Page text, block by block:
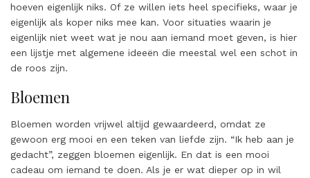
hoeven eigenlijk niks. Of ze willen iets heel specifieks, waar je
eigenlijk als koper niks mee kan. Voor situaties waarin je
eigenlijk niet weet wat je nou aan iemand moet geven, is hier
een lijstje met algemene ideeën die meestal wel een schot in
de roos zijn.
Bloemen
Bloemen worden vrijwel altijd gewaardeerd, omdat ze
gewoon erg mooi en een teken van liefde zijn. “Ik heb aan je
gedacht”, zeggen bloemen eigenlijk. En dat is een mooi
cadeau om iemand te doen. Als je er wat dieper op in wil